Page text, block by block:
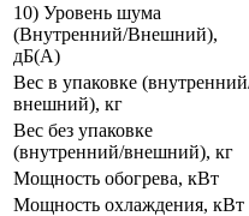
10) Уровень шума
(Внутренний/Внешний),
дБ(А)
Вес в упаковке
внешний), кг
Вес без упаковке
(внутренний/внешний), кг
Мощность обогрева, кВт
Мощность охлаждения, кВт